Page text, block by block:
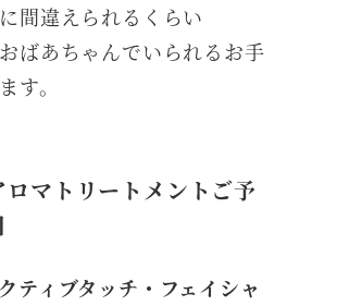
間違えられるくらい
ばあちゃんでいられるお手
す。
ロマトリートメントご予
ティブタッチ・フェイシャ